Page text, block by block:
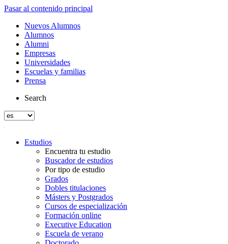
Pasar al contenido principal
Nuevos Alumnos
Alumnos
Alumni
Empresas
Universidades
Escuelas y familias
Prensa
Search
Estudios
Encuentra tu estudio
Buscador de estudios
Por tipo de estudio
Grados
Dobles titulaciones
Másters y Postgrados
Cursos de especialización
Formación online
Executive Education
Escuela de verano